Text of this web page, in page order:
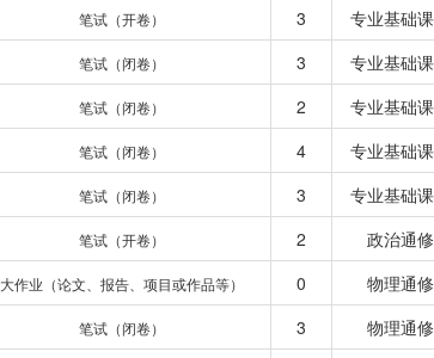
笔试（开卷） 3
专业基础
笔试（闭卷） 3
专业基础
笔试（闭卷） 2
专业基础
笔试（闭卷） 4
专业基础
笔试（闭卷） 3
专业基础
笔试（开卷） 2
政治通修
大作业（论文、报告、项目或作品等） 0
物理通修
笔试（闭卷） 3
物理通修